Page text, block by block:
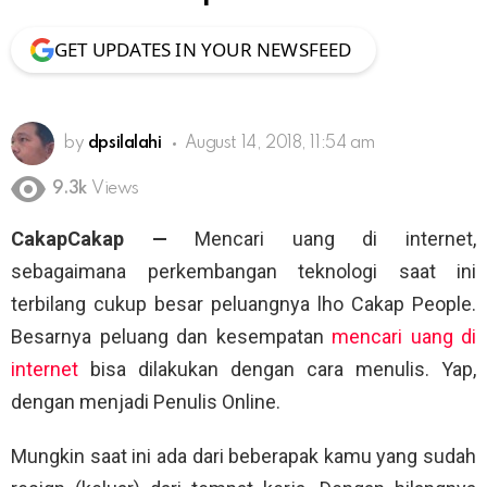
GET UPDATES IN YOUR NEWSFEED
by dpsilalahi August 14, 2018, 11:54 am
9.3k Views
CakapCakap — Mencari uang di internet,
sebagaimana perkembangan teknologi saat ini
terbilang cukup besar peluangnya lho Cakap People.
Besarnya peluang dan kesempatan mencari uang di
internet bisa dilakukan dengan cara menulis. Yap,
dengan menjadi Penulis Online.
Mungkin saat ini ada dari beberapak kamu yang sudah